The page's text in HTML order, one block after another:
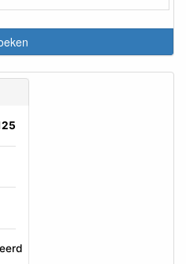
onze gedroogde dinobotten –
gezondheid en plezier!